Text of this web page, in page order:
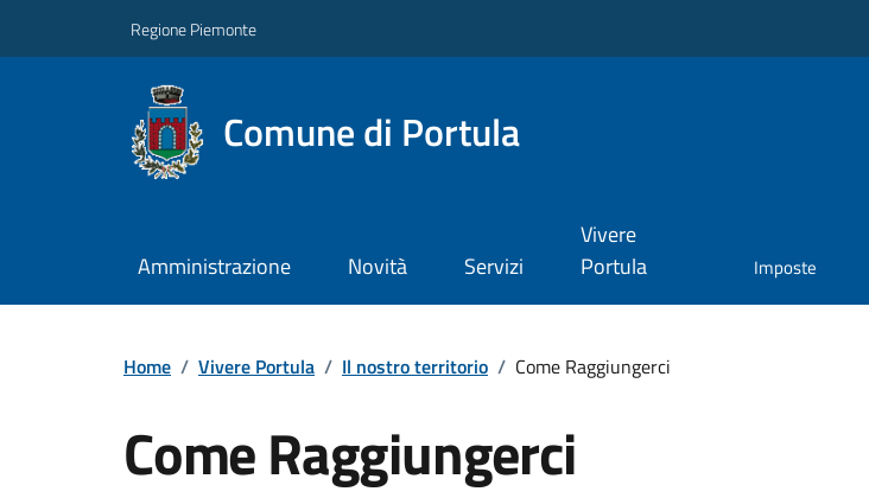
Regione Piemonte
Comune di Portula
Amministrazione Novità Servizi
Vivere
Portula
Imposte
Home / Vivere Portula / Il nostro territorio / Come Raggiungerci
Come Raggiungerci